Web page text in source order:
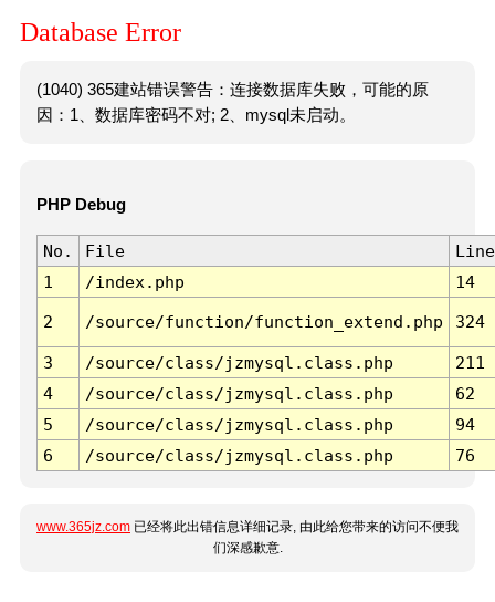
Database Error
(1040) 365建站错误警告：连接数据库失败，可能的原
因：1、数据库密码不对; 2、mysql未启动。
PHP Debug
No. File
Line
1
/index.php 14
2 /source/function/function_extend.php 324
3 /source/class/jzmysql.class.php
211
4
/source/class/jzmysql.class.php
62
5
/source/class/jzmysql.class.php
94
6
/source/class/jzmysql.class.php 76
www.365jz.com 已经将此出错信息详细记录, 由此给您带来的访问不便我
们深感歉意.